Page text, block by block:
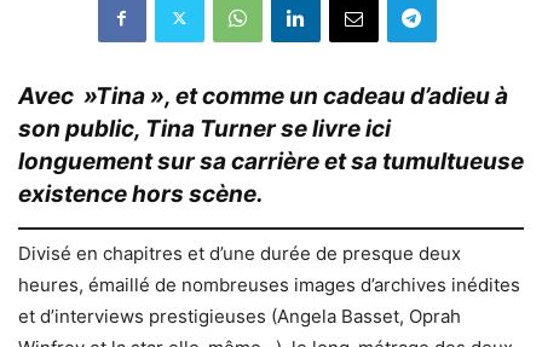
Avec »Tina », et comme un cadeau d’adieu à
son public, Tina Turner se livre ici
longuement sur sa carrière et sa tumultueuse
existence hors scène.
Divisé en chapitres et d’une durée de presque deux
heures, émaillé de nombreuses images d’archives inédites
et d’interviews prestigieuses (Angela Basset, Oprah